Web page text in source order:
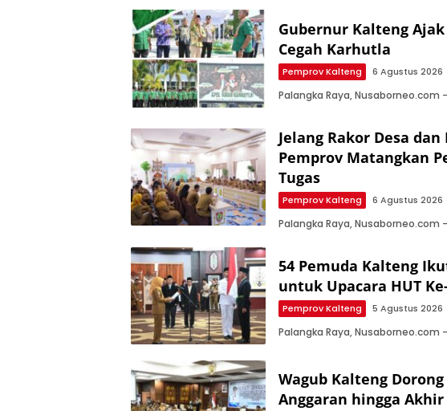
Gubernur Kalteng
Cegah Karhutla
Pemprov Kalteng 6 Agustus 2026
Palangka Raya,
Jelang Rakor Desa
Pemprov Matangkan
Tugas
Pemprov Kalteng 6 Agustus 2026
Palangka Raya,
54 Pemuda Kalteng
untuk Upacara HUT
Pemprov Kalteng 5 Agustus 2026
Palangka Raya,
Wagub Kalteng
Anggaran hingga Akhir